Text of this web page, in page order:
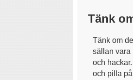
Tänk
Tänk om
sällan vara
och
och pilla